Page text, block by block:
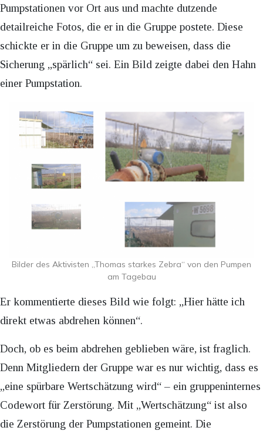
Pumpstationen vor Ort aus und machte dutzende
detailreiche Fotos, die er in die Gruppe postete. Diese
schickte er in die Gruppe um zu beweisen, dass die
Sicherung „spärlich“ sei. Ein Bild zeigte dabei den Hahn
einer Pumpstation.
Bilder des Aktivisten „Thomas starkes Zebra“ von den Pumpen
am Tagebau
Er kommentierte dieses Bild wie folgt: „Hier hätte ich
direkt etwas abdrehen können“.
Doch, ob es beim abdrehen geblieben wäre, ist fraglich.
Denn Mitgliedern der Gruppe war es nur wichtig, dass es
„eine spürbare Wertschätzung wird“ – ein gruppeninternes
Codewort für Zerstörung. Mit „Wertschätzung“ ist also
die Zerstörung der Pumpstationen gemeint. Die